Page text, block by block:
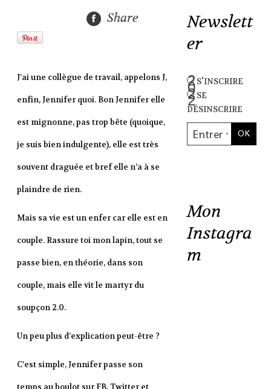
Share
J’ai une collègue de travail, appelons J,
enfin, Jennifer quoi. Bon Jennifer elle
est mignonne, pas trop bête (quoique,
je suis bien indulgente), elle est très
souvent draguée et bref elle n’a à se
plaindre de rien.
Mais sa vie est un enfer car elle est en
couple. Rassure toi mon lapin, tout se
passe bien, en théorie, dans son
couple, mais elle vit le martyr du
soupçon 2.0.
Un peu plus d’explication peut-être ?
C’est simple, Jennifer passe son
temps au boulot sur FB, Twitter et
Newslett
er
s'inscrire
se
désinscrire
Mon
Instagra
m